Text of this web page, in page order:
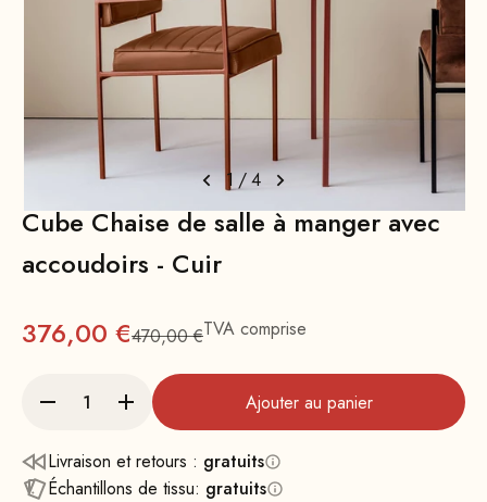
1 /4
Cube Chaise de salle à manger avec
accoudoirs - Cuir
Prix
376,00 €Prix normal : 470
470,00 €TVA comprise
Ajouter au panier
Livraison et retours : gratuits
Échantillons de tissu: gratuits